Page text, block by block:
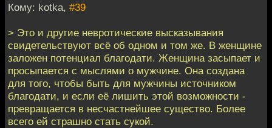
Кому: kotka, #39
> Это и другие невротические высказывания
свидетельствуют всё об одном и том же. В женщине
заложен потенциал благодати. Женщина засыпает и
просыпается с мыслями о мужчине. Она создана
для того, чтобы быть для мужчины источником
благодати, и если её лишить этой возможности -
превращается в несчастнейшее существо. Более
всего ей страшно стать сукой.